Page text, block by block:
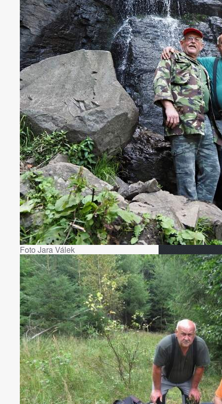
Foto Jara Válek